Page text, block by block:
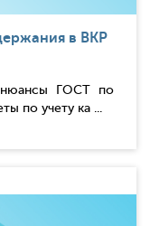
в ВКР
нюансы ГОСТ по
по учету ка ...